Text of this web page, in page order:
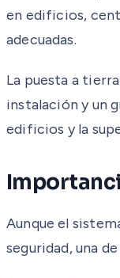
en edificios,
adecuadas.
La puesta a
instalación y un
edificios y la
Aunque el
seguridad, una